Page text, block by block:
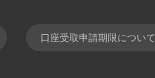
口座受取申請期限について